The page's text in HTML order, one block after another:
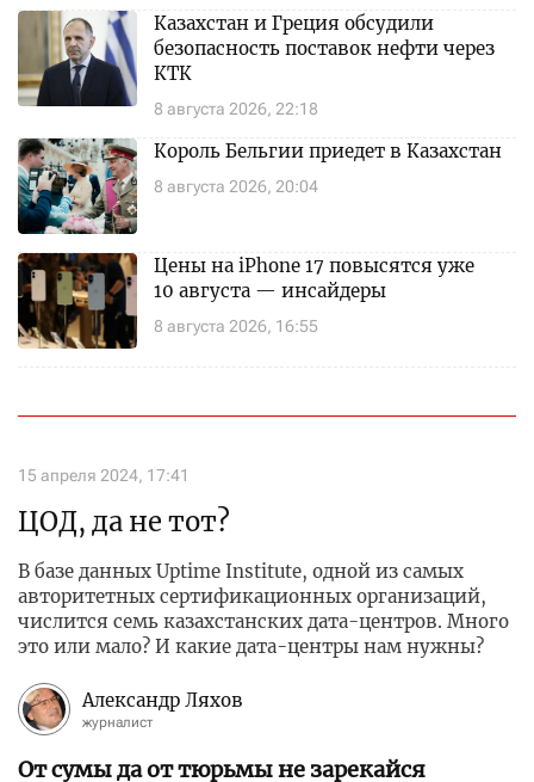
8 августа 2026, 22:18
Казахстан и Греция обсудили
безопасность поставок нефти через
КТК
8 августа 2026, 20:04
Король Бельгии приедет в Казахстан
8 августа 2026, 16:55
Цены на iPhone 17 повысятся уже
10 августа — инсайдеры
15 апреля 2024, 17:41
ЦОД, да не тот?
В базе данных Uptime Institute, одной из самых
авторитетных сертификационных организаций,
числится семь казахстанских дата-центров. Много
это или мало? И какие дата-центры нам нужны?
Александр Ляхов
журналист
От сумы да от тюрьмы не зарекайся